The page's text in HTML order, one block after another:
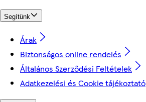
Segítünk
Árak
Biztonságos online rendelés
Általános Szerződési Feltételek
Adatkezelési és Cookie tájékoztató